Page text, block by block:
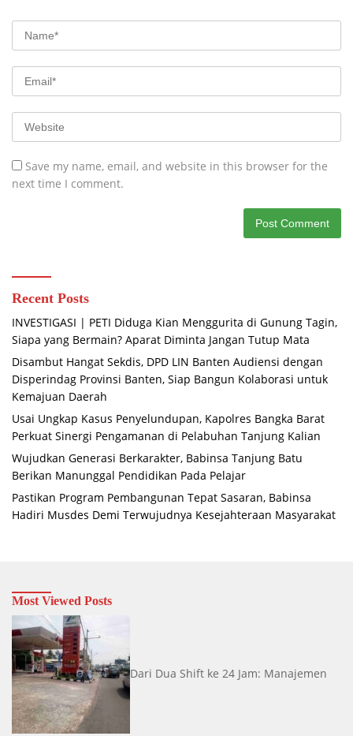
Save my name, email, and website in this browser for the
next time I comment.
Recent Posts
INVESTIGASI | PETI Diduga Kian Menggurita di Gunung Tagin,
Siapa yang Bermain? Aparat Diminta Jangan Tutup Mata
Disambut Hangat Sekdis, DPD LIN Banten Audiensi dengan
Disperindag Provinsi Banten, Siap Bangun Kolaborasi untuk
Kemajuan Daerah
Usai Ungkap Kasus Penyelundupan, Kapolres Bangka Barat
Perkuat Sinergi Pengamanan di Pelabuhan Tanjung Kalian
Wujudkan Generasi Berkarakter, Babinsa Tanjung Batu
Berikan Manunggal Pendidikan Pada Pelajar
Pastikan Program Pembangunan Tepat Sasaran, Babinsa
Hadiri Musdes Demi Terwujudnya Kesejahteraan Masyarakat
Most Viewed Posts
Dari Dua Shift ke 24 Jam: Manajemen